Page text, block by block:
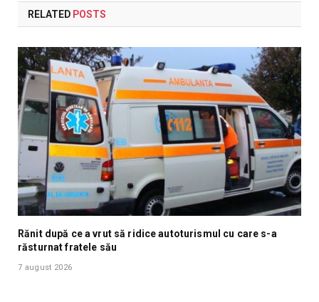
RELATED POSTS
Rănit după ce a vrut să ridice autoturismul cu care s-a
răsturnat fratele său
7 august 2026